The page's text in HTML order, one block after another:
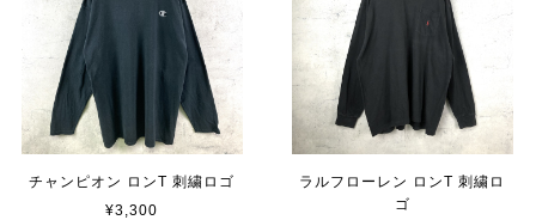
チャンピオン ロンT 刺繍ロゴ
¥3,300
ラルフローレン ロンT 刺繍ロ
ゴ